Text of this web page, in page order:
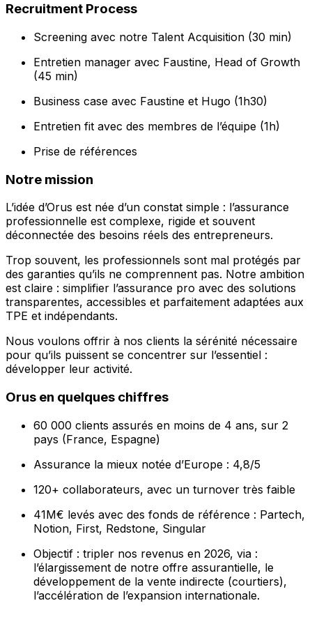
Recruitment Process
Screening avec notre Talent Acquisition (30 min)
Entretien manager avec Faustine, Head of Growth
(45 min)
Business case avec Faustine et Hugo (1h30)
Entretien fit avec des membres de l’équipe (1h)
Prise de références
Notre mission
Lʼidée dʼOrus est née dʼun constat simple : lʼassurance
professionnelle est complexe, rigide et souvent
déconnectée des besoins réels des entrepreneurs.
Trop souvent, les professionnels sont mal protégés par
des garanties quʼils ne comprennent pas. Notre ambition
est claire : simplifier lʼassurance pro avec des solutions
transparentes, accessibles et parfaitement adaptées aux
TPE et indépendants.
Nous voulons offrir à nos clients la sérénité nécessaire
pour quʼils puissent se concentrer sur lʼessentiel :
développer leur activité.
Orus en quelques chiffres
60 000 clients assurés en moins de 4 ans, sur 2
pays (France, Espagne)
Assurance la mieux notée dʼEurope : 4,8/5
120+ collaborateurs, avec un turnover très faible
41M€ levés avec des fonds de référence : Partech,
Notion, First, Redstone, Singular
Objectif : tripler nos revenus en 2026, via :
lʼélargissement de notre offre assurantielle, le
développement de la vente indirecte (courtiers),
lʼaccélération de lʼexpansion internationale.